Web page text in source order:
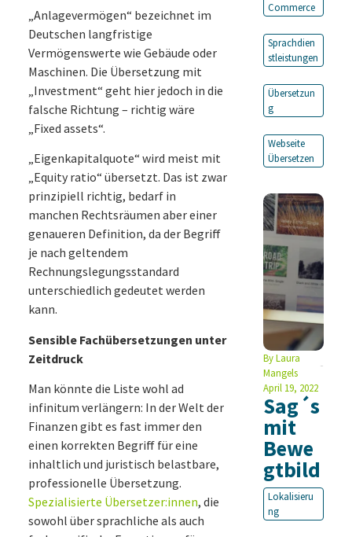
„Anlagevermögen“ bezeichnet im
Deutschen langfristige
Vermögenswerte wie Gebäude oder
Maschinen. Die Übersetzung mit
„Investment“ geht hier jedoch in die
falsche Richtung – richtig wäre
„Fixed assets“.
„Eigenkapitalquote“ wird meist mit
„Equity ratio“ übersetzt. Das ist zwar
prinzipiell richtig, bedarf in
manchen Rechtsräumen aber einer
genaueren Definition, da der Begriff
je nach geltendem
Rechnungslegungsstandard
unterschiedlich gedeutet werden
kann.
Sensible Fachübersetzungen unter
Zeitdruck
Man könnte die Liste wohl ad
infinitum verlängern: In der Welt der
Finanzen gibt es fast immer den
einen korrekten Begriff für eine
inhaltlich und juristisch belastbare,
professionelle Übersetzung.
Spezialisierte Übersetzer:innen, die
sowohl über sprachliche als auch
Commerce
Sprachdien
stleistungen
Übersetzun
g
Webseite
Übersetzen
ByLaura
Mangels
April 19, 2022
Sag´s
mit
Bewe
gtbild
Lokalisieru
ng